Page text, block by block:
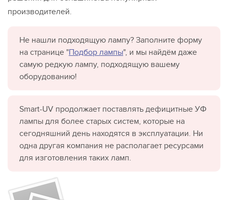
производителей.
Не нашли подходящую лампу? Заполните форму
на странице "Подбор лампы", и мы найдём даже
самую редкую лампу, подходящую вашему
оборудованию!
Smart-UV продолжает поставлять дефицитные УФ
лампы для более старых систем, которые на
сегодняшний день находятся в эксплуатации. Ни
одна другая компания не располагает ресурсами
для изготовления таких ламп.